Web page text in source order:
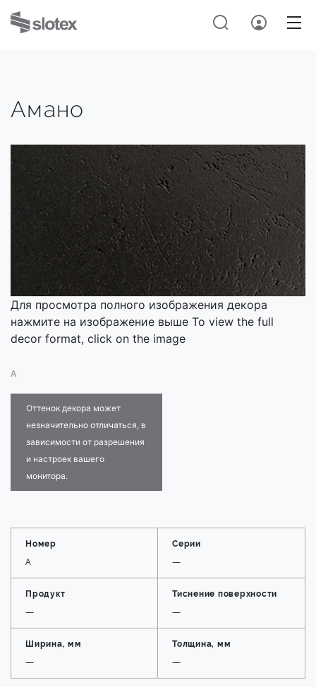
Амано
Для просмотра полного изображения декора
нажмите на изображение выше To view the full
decor format, click on the image
A
Оттенок декора может
незначительно отличаться, в
зависимости от разрешения
и настроек вашего
монитора.
Номер
A
Серии
—
Продукт
—
Тиснение поверхности
—
Ширина, мм
—
Толщина, мм
—